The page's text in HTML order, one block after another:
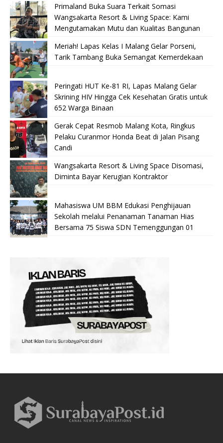
Primaland Buka Suara Terkait Somasi
Wangsakarta Resort & Living Space: Kami
Mengutamakan Mutu dan Kualitas Bangunan
Meriah! Lapas Kelas I Malang Gelar Porseni,
Tarik Tambang Buka Semangat Kemerdekaan
Peringati HUT Ke-81 RI, Lapas Malang Gelar
Skrining HIV Hingga Cek Kesehatan Gratis untuk
652 Warga Binaan
Gerak Cepat Resmob Malang Kota, Ringkus
Pelaku Curanmor Honda Beat di Jalan Pisang
Candi
Wangsakarta Resort & Living Space Disomasi,
Diminta Bayar Kerugian Kontraktor
Mahasiswa UM BBM Edukasi Penghijauan
Sekolah melalui Penanaman Tanaman Hias
Bersama 75 Siswa SDN Temenggungan 01